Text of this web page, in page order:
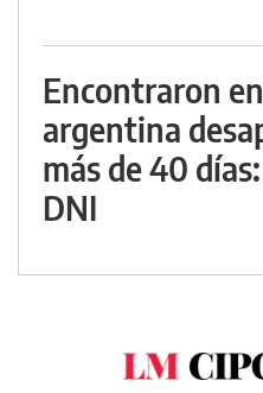
Encontraron
argentina
más de 40
DNI